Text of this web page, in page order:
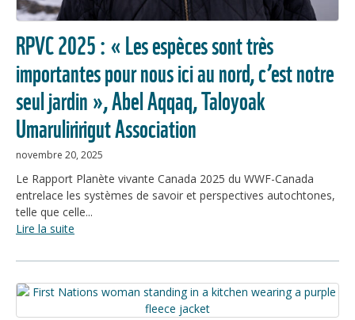
RPVC 2025 : « Les espèces sont très
importantes pour nous ici au nord, c’est notre
seul jardin », Abel Aqqaq, Taloyoak
Umaruliririgut Association
novembre 20, 2025
Le Rapport Planète vivante Canada 2025 du WWF-Canada
entrelace les systèmes de savoir et perspectives autochtones,
telle que celle...
Lire la suite